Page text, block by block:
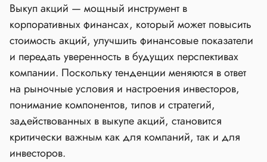
Выкуп акций — мощный инструмент в
корпоративных финансах, который может повысить
стоимость акций, улучшить финансовые показатели
и передать уверенность в будущих перспективах
компании. Поскольку тенденции меняются в ответ
на рыночные условия и настроения инвесторов,
понимание компонентов, типов и стратегий,
задействованных в выкупе акций, становится
критически важным как для компаний, так и для
инвесторов.